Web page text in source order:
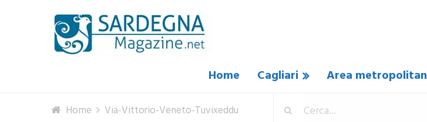
Home Cagliari Area
Home Via-Vittorio-Veneto-Tuvixeddu